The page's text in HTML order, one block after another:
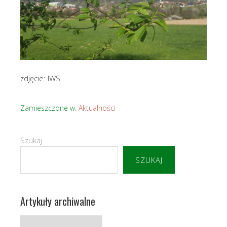
zdjęcie: IWS
Zamieszczone w: Aktualności
Szukaj
SZUKAJ
Artykuły archiwalne